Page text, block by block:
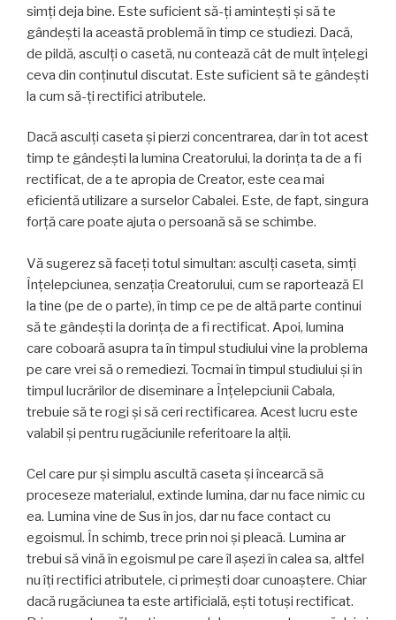
simți deja bine. Este suficient să-ţi aminteşti și să te
gândeşti la această problemă în timp ce studiezi. Dacă,
de pildă, asculţi o casetă, nu contează cât de mult înțelegi
ceva din conținutul discutat. Este suficient să te gândeşti
la cum să-ţi rectifici atributele.
Dacă asculţi caseta și pierzi concentrarea, dar în tot acest
timp te gândeşti la lumina Creatorului, la dorința ta de a fi
rectificat, de a te apropia de Creator, este cea mai
eficientă utilizare a surselor Cabalei. Este, de fapt, singura
forță care poate ajuta o persoană să se schimbe.
Vă sugerez să faceți totul simultan: asculți caseta, simți
Înțelepciunea, senzația Creatorului, cum se raportează El
la tine (pe de o parte), în timp ce pe de altă parte continui
să te gândeşti la dorința de a fi rectificat. Apoi, lumina
care coboară asupra ta în timpul studiului vine la problema
pe care vrei să o remediezi. Tocmai în timpul studiului și în
timpul lucrărilor de diseminare a Înțelepciunii Cabala,
trebuie să te rogi și să ceri rectificarea. Acest lucru este
valabil și pentru rugăciunile referitoare la alții.
Cel care pur și simplu ascultă caseta și încearcă să
proceseze materialul, extinde lumina, dar nu face nimic cu
ea. Lumina vine de Sus în jos, dar nu face contact cu
egoismul. În schimb, trece prin noi și pleacă. Lumina ar
trebui să vină în egoismul pe care îl așezi în calea sa, altfel
nu îţi rectifici atributele, ci primeşti doar cunoaștere. Chiar
dacă rugăciunea ta este artificială, eşti totuşi rectificat.